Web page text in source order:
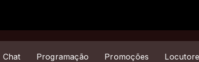
Chat Programação Promoções